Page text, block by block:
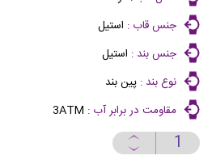
جنس قاب : استیل
جنس بند : استیل
نوع بند : پین بند
مقاومت در برابر آب : 3ATM